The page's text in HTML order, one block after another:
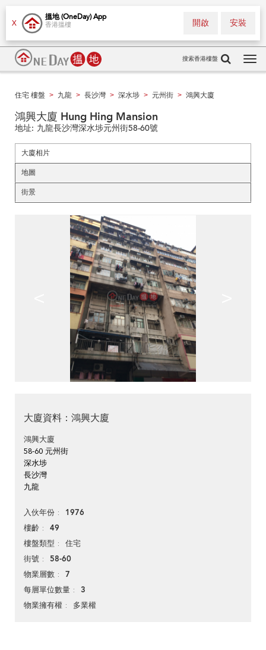
X
搵地 (OneDay) App
香港搵樓 安裝
開啟
搜索香港樓盤
住宅 樓盤 > 九龍 > 長沙灣 > 深水埗 > 元州街 > 鴻興大廈
鴻興大廈 Hung Hing Mansion
地址: 九龍長沙灣深水埗元州街58-60號
大廈相片
地圖
街景
大廈資料：鴻興大廈
鴻興大廈
58-60 元州街
深水埗
長沙灣
九龍
入伙年份 1976
樓齡 49
樓盤類型 住宅
街號 58-60
物業層數 7
每層單位數量 3
物業擁有權 多業權